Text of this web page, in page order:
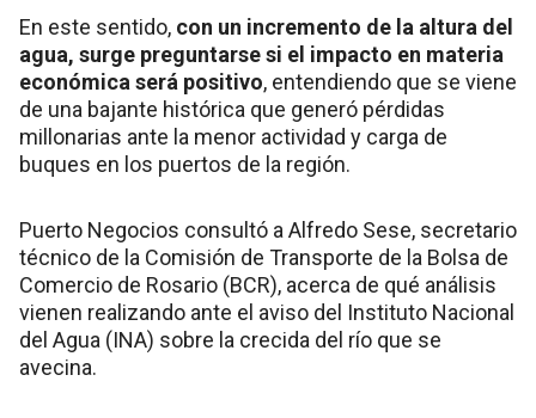
En este sentido, con un incremento de la altura del
agua, surge preguntarse si el impacto en materia
económica será positivo, entendiendo que se viene
de una bajante histórica que generó pérdidas
millonarias ante la menor actividad y carga de
buques en los puertos de la región.
Puerto Negocios consultó a Alfredo Sese, secretario
técnico de la Comisión de Transporte de la Bolsa de
Comercio de Rosario (BCR), acerca de qué análisis
vienen realizando ante el aviso del Instituto Nacional
del Agua (INA) sobre la crecida del río que se
avecina.